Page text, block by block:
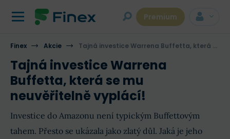
Premium
Finex Akcie Tajná investice Warrena Buffetta, která se mu neuvěřitelně vyplácí!
Tajná investice Warrena
Buffetta, která se mu
neuvěřitelně vyplácí!
Investice do Amazonu není typickým Buffettovým
tahem. Přesto se ukázala jako zlatý důl. Jaká je jeho